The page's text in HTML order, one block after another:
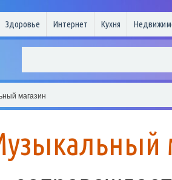
Здоровье Интернет Кухня
магазин